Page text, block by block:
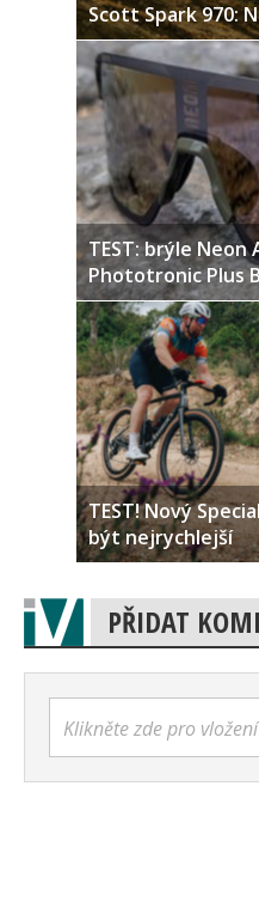
Scott Spark 970:
TEST: brýle Neon
Phototronic Plus
TEST! Nový
být nejrychlejší
PŘIDAT
Klikněte zde pro